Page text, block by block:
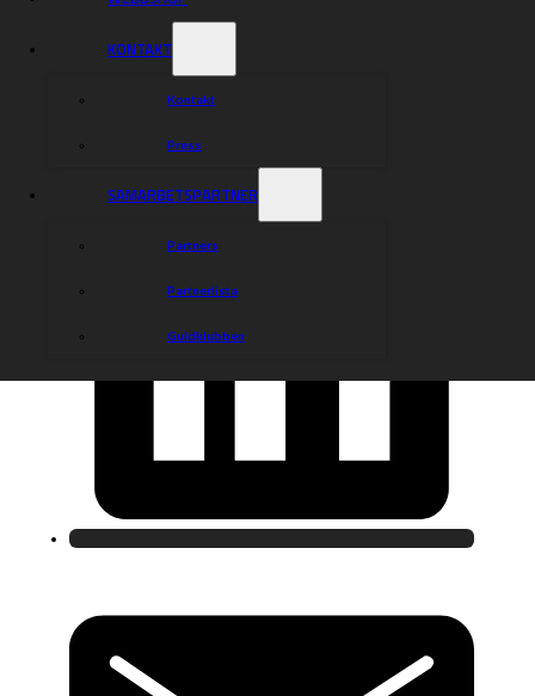
KONTAKT
Kontakt
Press
SAMARBETSPARTNER
Partners
Partnerlista
Guldklubben